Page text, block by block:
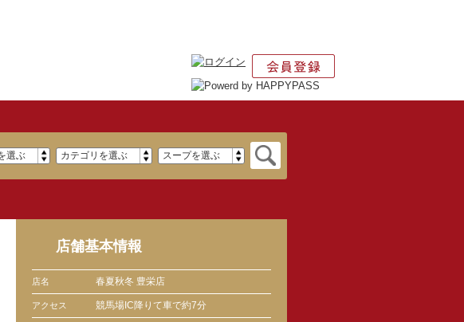
店舗基本情報
店名 春夏秋冬 豊栄店
アクセス 競馬場IC降りて車で約7分